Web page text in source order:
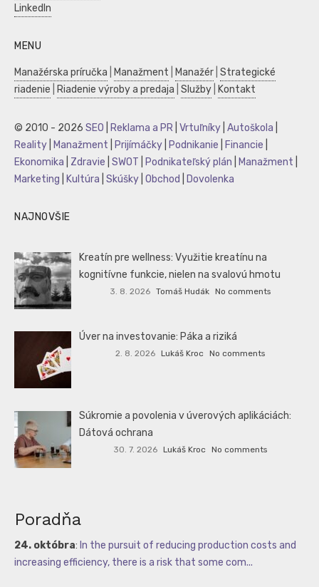
LinkedIn
MENU
Manažérska príručka Manažment Manažér Strategické
riadenie
Riadenie výroby a predaja Služby Kontakt
© 2010 - 2026 SEO Reklama a PR Vrtuľníky Autoškola
Reality
Manažment Prijímáčky Podnikanie Financie
Ekonomika
Zdravie SWOT Podnikateľský plán Manažment
Marketing
Kultúra Skúšky Obchod Dovolenka
NAJNOVŠIE
Kreatín pre wellness: Využitie kreatínu na
kognitívne funkcie, nielen na svalovú hmotu
3. 8. 2026 Tomáš Hudák No comments
Úver na investovanie: Páka a riziká
2. 8. 2026 Lukáš Kroc No comments
Súkromie a povolenia v úverových aplikáciách:
Dátová ochrana
30. 7. 2026 Lukáš Kroc No comments
Poradňa
24. októbra: In the pursuit of reducing production costs and
increasing efficiency, there is a risk that some com...